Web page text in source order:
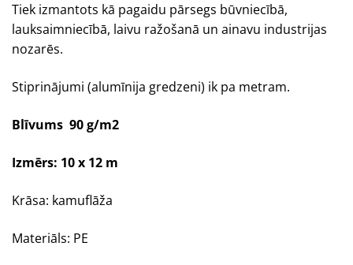
Tiek izmantots kā pagaidu pārsegs būvniecībā,
lauksaimniecībā, laivu ražošanā un ainavu industrijas
nozarēs.
Stiprinājumi (alumīnija gredzeni) ik pa metram.
Blīvums 90 g/m2
Izmērs: 10 x 12 m
Krāsa: kamuflāža
Materiāls: PE